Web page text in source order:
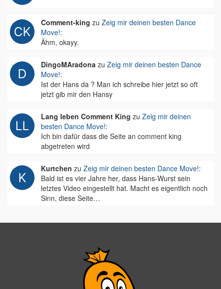
Comment-king zu Zeig mir deinen besten Dance
Move!:
Ähm, okayy.
DingoMAradona zu Zeig mir deinen besten Dance
Move!:
Ist der Hans da ? Man ich schreibe hier jetzt so oft
jetzt gib mir den Hansy
Lang leben Comment King zu Zeig mir deinen
besten Dance Move!:
Ich bin dafür dass die Seite an comment king
abgetreten wird
Kurtchen zu Zeig mir deinen besten Dance Move!:
Bald ist es vier Jahre her, dass Hans-Wurst sein
letztes Video eingestellt hat. Macht es eigentlich noch
Sinn, diese Seite…